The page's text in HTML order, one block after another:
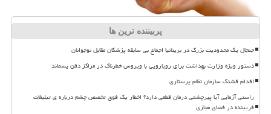
پربیننده ترین ها
جنجال یک محدودیت بزرگ در بریتانیا اجماع بی سابقه پزشکان مقابل نوجوانان
دستور ویژه وزارت بهداشت برای رویارویی با ویروس خطرناک در مراکز دفن پسماند
اقدام قشنگ سازمان نظام پرستاری
راستی آزمایی آیا پیرچشمی درمان قطعی دارد؟ اخطار یک فوق تخصص چشم درباره ی تبلیغات
فریبنده در فضای مجازی